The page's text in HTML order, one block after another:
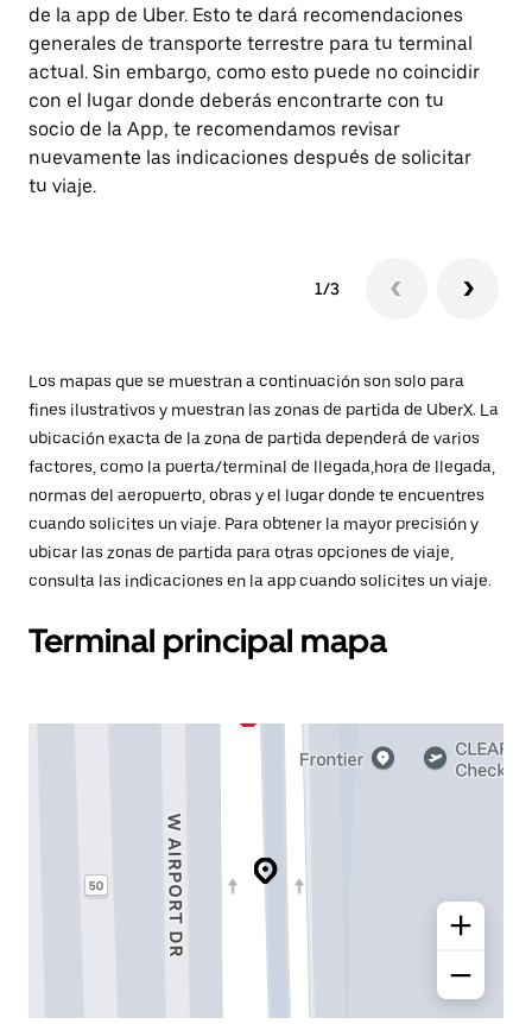
de la app de Uber. Esto te dará recomendaciones
generales de transporte terrestre para tu terminal
actual. Sin embargo, como esto puede no coincidir
con el lugar donde deberás encontrarte con tu
socio de la App, te recomendamos revisar
nuevamente las indicaciones después de solicitar
tu viaje.
1/3
Los mapas que se muestran a continuación son solo para
fines ilustrativos y muestran las zonas de partida de UberX. La
ubicación exacta de la zona de partida dependerá de varios
factores, como la puerta/terminal de llegada,hora de llegada,
normas del aeropuerto, obras y el lugar donde te encuentres
cuando solicites un viaje. Para obtener la mayor precisión y
ubicar las zonas de partida para otras opciones de viaje,
consulta las indicaciones en la app cuando solicites un viaje.
Terminal principal mapa